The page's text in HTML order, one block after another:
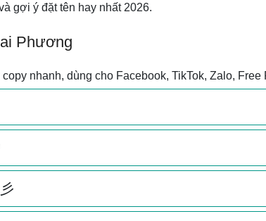
gợi ý đặt tên hay nhất 2026.
Phương
nhanh, dùng cho Facebook, TikTok, Zalo,